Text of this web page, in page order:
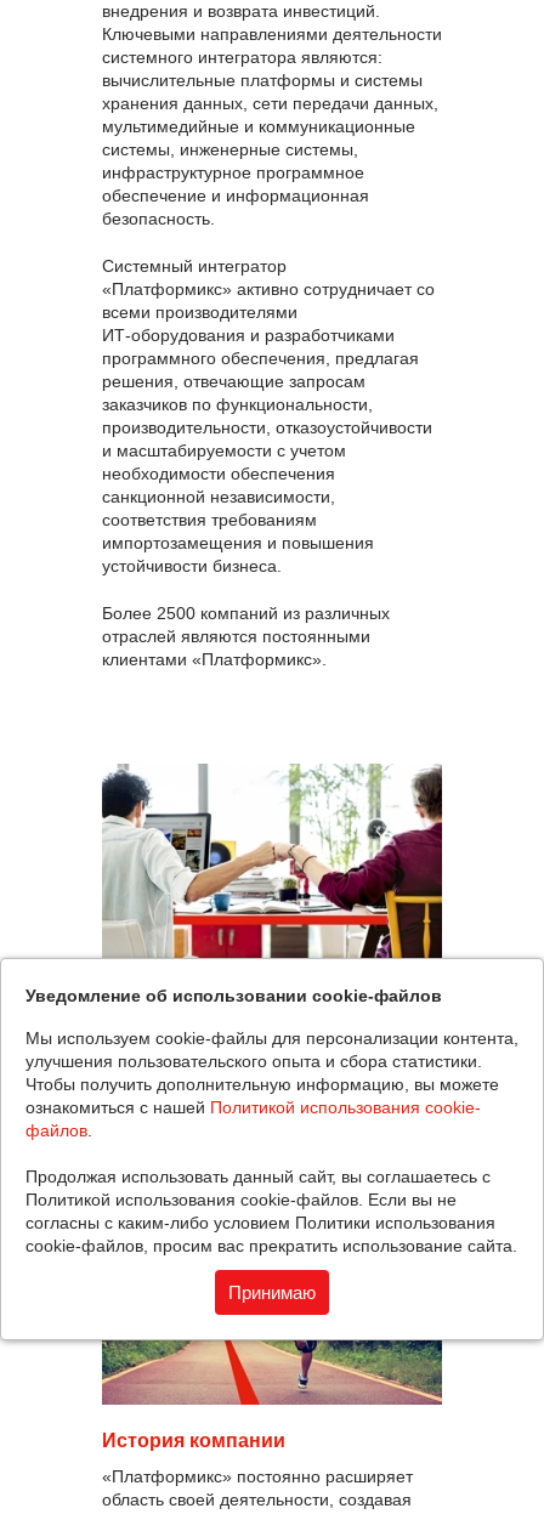
внедрения и возврата инвестиций.
Ключевыми направлениями деятельности
системного интегратора являются:
вычислительные платформы и системы
хранения данных, сети передачи данных,
мультимедийные и коммуникационные
системы, инженерные системы,
инфраструктурное программное
обеспечение и информационная
безопасность.
Системный интегратор
«Платформикс» активно сотрудничает со
всеми производителями
ИТ‑оборудования и разработчиками
программного обеспечения, предлагая
решения, отвечающие запросам
заказчиков по функциональности,
производительности, отказоустойчивости
и масштабируемости с учетом
необходимости обеспечения
санкционной независимости,
соответствия требованиям
импортозамещения и повышения
устойчивости бизнеса.
Более 2500 компаний из различных
отраслей являются постоянными
клиентами «Платформикс».
Информация о компании
«Платформикс» — один из крупнейших
системных интеграторов в России.
Специализация — типовые решения для
История компании
«Платформикс» постоянно расширяет
область своей деятельности, создавая
Уведомление об использовании cookie-файлов
Мы используем cookie-файлы для персонализации контента,
улучшения пользовательского опыта и сбора статистики.
Чтобы получить дополнительную информацию, вы можете
ознакомиться с нашей Политикой использования cookie-
файлов
Продолжая использовать данный сайт, вы соглашаетесь с
Политикой использования cookie-файлов. Если вы не
согласны с каким-либо условием Политики использования
cookie-файлов, просим вас прекратить использование сайта.
Принимаю